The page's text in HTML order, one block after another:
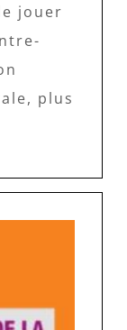
jouer
plus